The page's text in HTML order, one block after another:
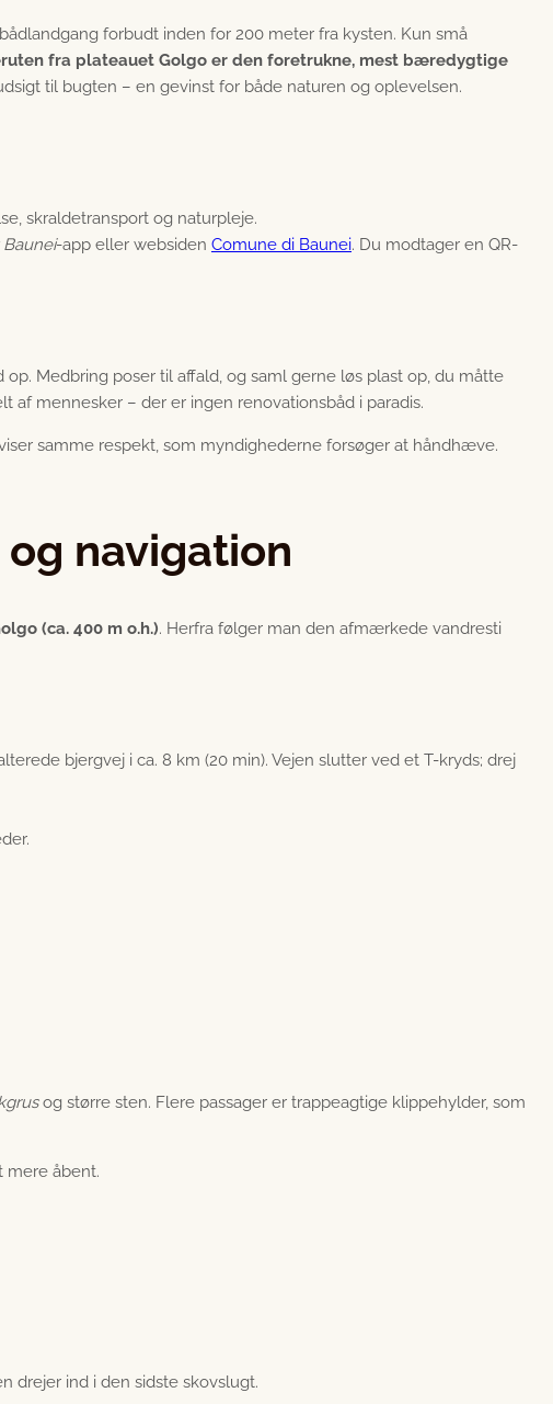
forbudt inden for 200 meter fra kysten. Kun små
fra plateauet Golgo er den foretrukne, mest bæredygtige
til bugten – en gevinst for både naturen og oplevelsen.
skraldetransport og naturpleje.
Baunei-app eller websiden Comune di Baunei. Du modtager en QR-
Medbring poser til affald, og saml gerne løs plast op, du måtte
af mennesker – der er ingen renovationsbåd i paradis.
samme respekt, som myndighederne forsøger at håndhæve.
navigation
(ca. 400 m o.h.). Herfra følger man den afmærkede vandresti
bjergvej i ca. 8 km (20 min). Vejen slutter ved et T-kryds; drej
og større sten. Flere passager er trappeagtige klippehylder, som
mere åbent.
drejer ind i den sidste skovslugt.